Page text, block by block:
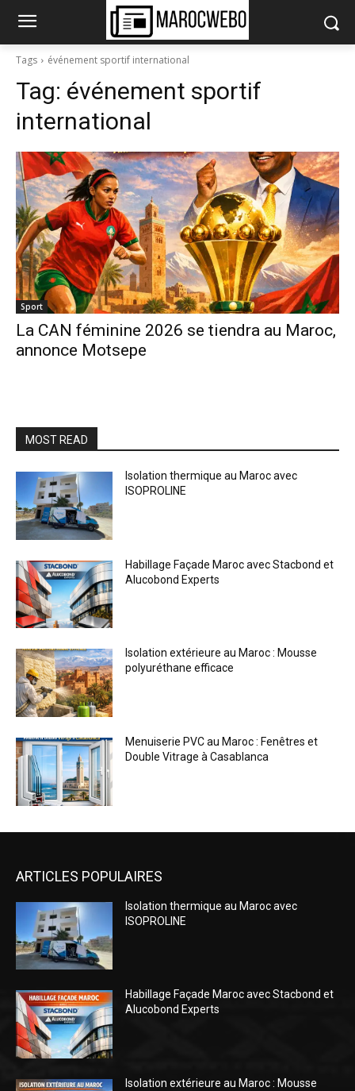
Tags événement sportif international
Tag: événement sportif
international
Sport
La CAN féminine 2026 se tiendra au Maroc,
annonce Motsepe
MOST READ
Isolation thermique au Maroc avec
ISOPROLINE
Habillage Façade Maroc avec Stacbond et
Alucobond Experts
Isolation extérieure au Maroc : Mousse
polyuréthane efficace
Menuiserie PVC au Maroc : Fenêtres et
Double Vitrage à Casablanca
ARTICLES POPULAIRES
Isolation thermique au Maroc avec
ISOPROLINE
Habillage Façade Maroc avec Stacbond et
Alucobond Experts
Isolation extérieure au Maroc : Mousse